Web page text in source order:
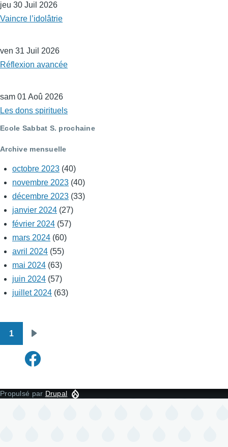
jeu 30 Juil 2026
Vaincre l’idolâtrie
ven 31 Juil 2026
Réflexion avancée
sam 01 Aoû 2026
Les dons spirituels
Ecole Sabbat S. prochaine
Archive mensuelle
octobre 2023 (40)
novembre 2023 (40)
décembre 2023 (33)
janvier 2024 (27)
février 2024 (57)
mars 2024 (60)
avril 2024 (55)
mai 2024 (63)
juin 2024 (57)
juillet 2024 (63)
Pagination
1
suivante
Propulsé par Drupal